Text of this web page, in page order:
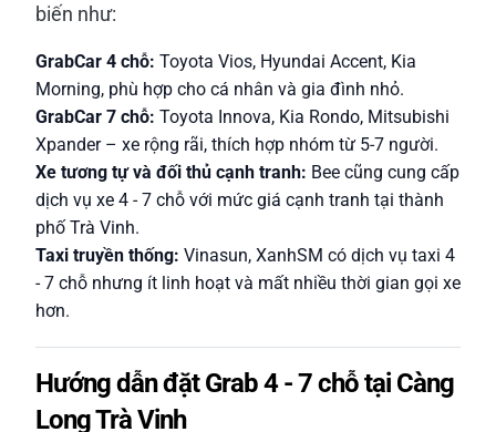
biến như:
GrabCar 4 chỗ: Toyota Vios, Hyundai Accent, Kia
Morning, phù hợp cho cá nhân và gia đình nhỏ.
GrabCar 7 chỗ: Toyota Innova, Kia Rondo, Mitsubishi
Xpander – xe rộng rãi, thích hợp nhóm từ 5-7 người.
Xe tương tự và đối thủ cạnh tranh: Bee cũng cung cấp
dịch vụ xe 4 - 7 chỗ với mức giá cạnh tranh tại thành
phố Trà Vinh.
Taxi truyền thống: Vinasun, XanhSM có dịch vụ taxi 4
- 7 chỗ nhưng ít linh hoạt và mất nhiều thời gian gọi xe
hơn.
Hướng dẫn đặt Grab 4 - 7 chỗ tại Càng
Long Trà Vinh